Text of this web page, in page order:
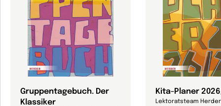
Gruppentagebuch. Der
Klassiker
Kita-Planer
Lektoratsteam Herder